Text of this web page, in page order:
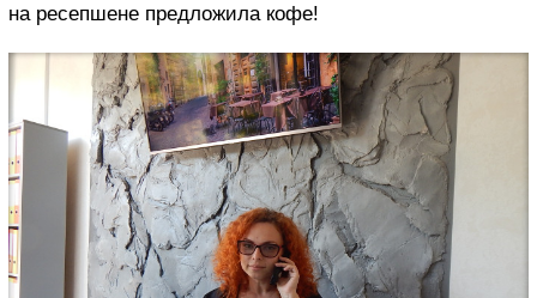
на ресепшене предложила кофе!